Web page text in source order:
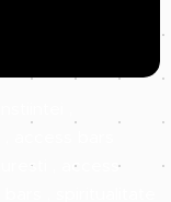
, access